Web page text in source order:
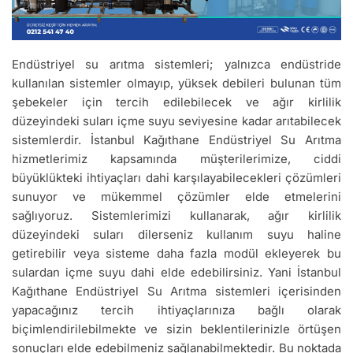
Endüstriyel su arıtma sistemleri; yalnızca endüstride
kullanılan sistemler olmayıp, yüksek debileri bulunan tüm
şebekeler için tercih edilebilecek ve ağır kirlilik
düzeyindeki suları içme suyu seviyesine kadar arıtabilecek
sistemlerdir. İstanbul Kağıthane Endüstriyel Su Arıtma
hizmetlerimiz kapsamında müşterilerimize, ciddi
büyüklükteki ihtiyaçları dahi karşılayabilecekleri çözümleri
sunuyor ve mükemmel çözümler elde etmelerini
sağlıyoruz. Sistemlerimizi kullanarak, ağır kirlilik
düzeyindeki suları dilerseniz kullanım suyu haline
getirebilir veya sisteme daha fazla modül ekleyerek bu
sulardan içme suyu dahi elde edebilirsiniz. Yani İstanbul
Kağıthane Endüstriyel Su Arıtma sistemleri içerisinden
yapacağınız tercih ihtiyaçlarınıza bağlı olarak
biçimlendirilebilmekte ve sizin beklentilerinizle örtüşen
sonuçları elde edebilmeniz sağlanabilmektedir. Bu noktada